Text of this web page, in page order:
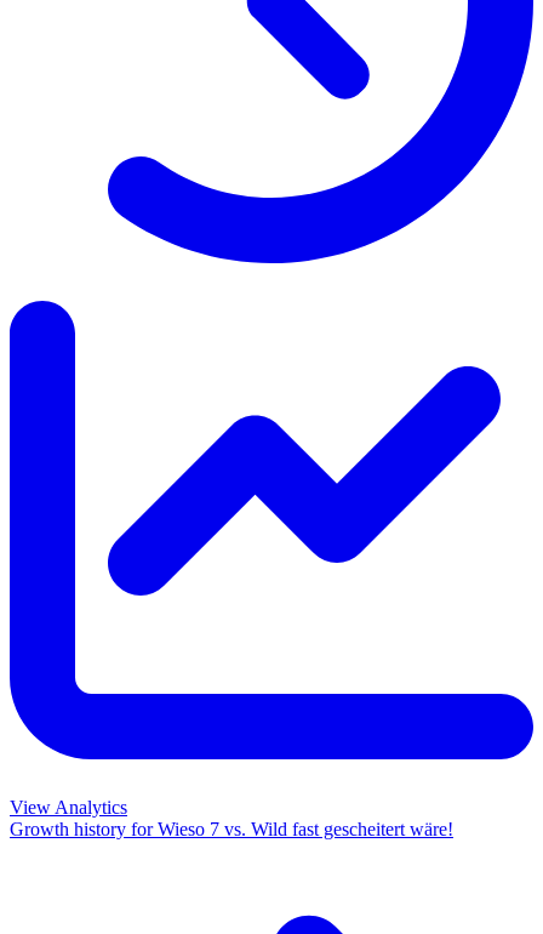
View Analytics
Growth history forWieso 7 vs. Wild fast gescheitert wäre!